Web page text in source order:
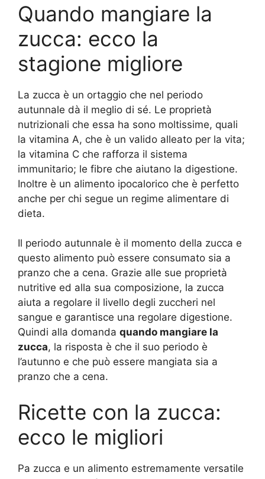
Quando mangiare la
zucca: ecco la
stagione migliore
La zucca è un ortaggio che nel periodo
autunnale dà il meglio di sé. Le proprietà
nutrizionali che essa ha sono moltissime, quali
la vitamina A, che è un valido alleato per la vita;
la vitamina C che rafforza il sistema
immunitario; le fibre che aiutano la digestione.
Inoltre è un alimento ipocalorico che è perfetto
anche per chi segue un regime alimentare di
dieta.
Il periodo autunnale è il momento della zucca e
questo alimento può essere consumato sia a
pranzo che a cena. Grazie alle sue proprietà
nutritive ed alla sua composizione, la zucca
aiuta a regolare il livello degli zuccheri nel
sangue e garantisce una regolare digestione.
Quindi alla domanda quando mangiare la
zucca, la risposta è che il suo periodo è
l’autunno e che può essere mangiata sia a
pranzo che a cena.
Ricette con la zucca:
ecco le migliori
Pa zucca e un alimento estremamente versatile